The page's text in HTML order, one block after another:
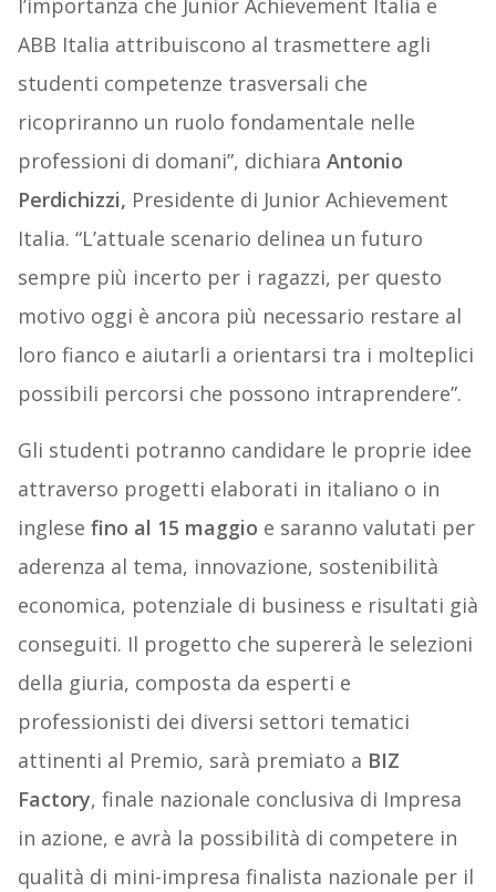
l’importanza che Junior Achievement Italia e
ABB Italia attribuiscono al trasmettere agli
studenti competenze trasversali che
ricopriranno un ruolo fondamentale nelle
professioni di domani”, dichiara Antonio
Perdichizzi, Presidente di Junior Achievement
Italia. “L’attuale scenario delinea un futuro
sempre più incerto per i ragazzi, per questo
motivo oggi è ancora più necessario restare al
loro fianco e aiutarli a orientarsi tra i molteplici
possibili percorsi che possono intraprendere”.
Gli studenti potranno candidare le proprie idee
attraverso progetti elaborati in italiano o in
inglese fino al 15 maggio e saranno valutati per
aderenza al tema, innovazione, sostenibilità
economica, potenziale di business e risultati già
conseguiti. Il progetto che supererà le selezioni
della giuria, composta da esperti e
professionisti dei diversi settori tematici
attinenti al Premio, sarà premiato a BIZ
Factory, finale nazionale conclusiva di Impresa
in azione, e avrà la possibilità di competere in
qualità di mini-impresa finalista nazionale per il